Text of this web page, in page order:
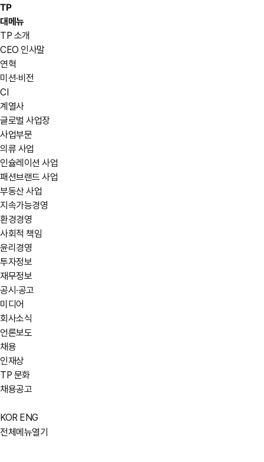
TP
대메뉴
TP 소개
CEO 인사말
연혁
미션·비전
CI
계열사
글로벌 사업장
사업부문
의류 사업
인슐레이션 사업
패션브랜드 사업
부동산 사업
지속가능경영
환경경영
사회적 책임
윤리경영
투자정보
재무정보
공시·공고
미디어
회사소식
언론보도
채용
인재상
TP 문화
채용공고
KOR ENG
전체메뉴열기